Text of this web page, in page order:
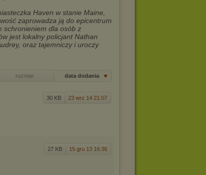
Haven w stanie Maine,
zaprowadza ją do epicentrum
schronieniem dla osób z
jest lokalny policjant Nathan
oraz tajemniczy i uroczy
rozmiar data dodania
30 KB 23 wrz 14 21:07
27 KB 15 gru 13 16:36